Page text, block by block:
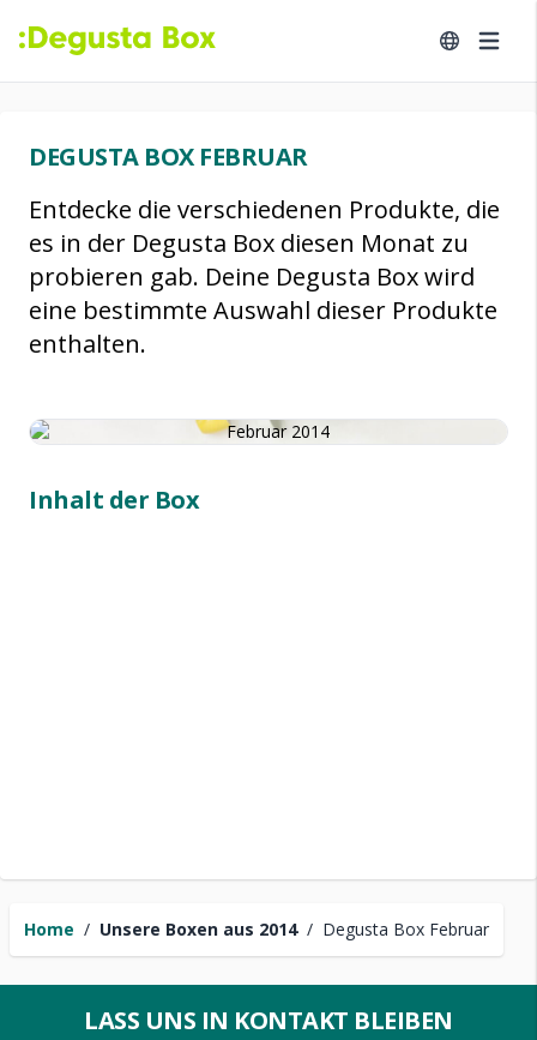
Home / Unsere Boxen aus 2014 / Degusta Box Februar
DEGUSTA BOX FEBRUAR
Entdecke die verschiedenen Produkte, die
es in der Degusta Box diesen Monat zu
probieren gab. Deine Degusta Box wird
eine bestimmte Auswahl dieser Produkte
enthalten.
Inhalt der Box
LASS UNS IN KONTAKT BLEIBEN